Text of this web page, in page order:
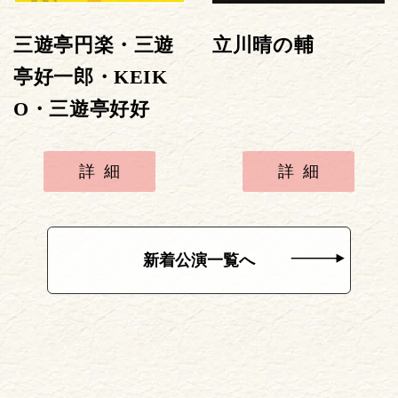
三遊亭円楽・三遊
亭好一郎・KEIK
O・三遊亭好好
詳細
立川晴の輔
詳細
新着公演一覧へ